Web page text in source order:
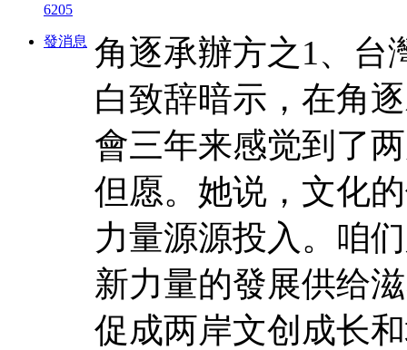
6205
發消息 角逐承辦方之1、台
白致辞暗示，在角
會三年来感觉到了
但愿。她说，文化
力量源源投入。咱
新力量的發展供给
促成两岸文创成长